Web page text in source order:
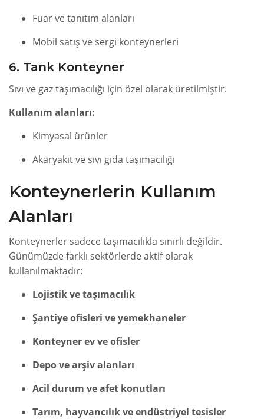
Fuar ve tanıtım alanları
Mobil satış ve sergi konteynerleri
6. Tank Konteyner
Sıvı ve gaz taşımacılığı için özel olarak üretilmiştir.
Kullanım alanları:
Kimyasal ürünler
Akaryakıt ve sıvı gıda taşımacılığı
Konteynerlerin Kullanım
Alanları
Konteynerler sadece taşımacılıkla sınırlı değildir.
Günümüzde farklı sektörlerde aktif olarak
kullanılmaktadır:
Lojistik ve taşımacılık
Şantiye ofisleri ve yemekhaneler
Konteyner ev ve ofisler
Depo ve arşiv alanları
Acil durum ve afet konutları
Tarım, hayvancılık ve endüstriyel tesisler